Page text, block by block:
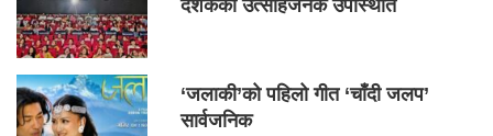
दर्शकको उत्साहजनक उपस्थिति
‘जलाकी’को पहिलो गीत ‘चाँदी जलप’
सार्वजनिक